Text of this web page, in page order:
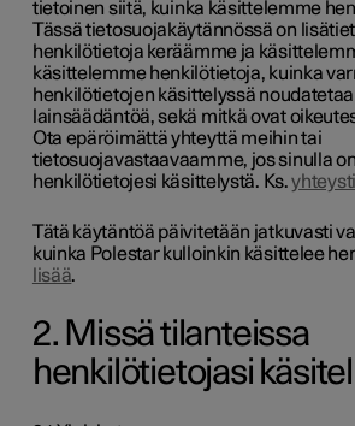
tietoinen siitä, kuinka käsittelemme
Tässä tietosuojakäytännössä on
henkilötietoja keräämme ja
käsittelemme henkilötietoja, kuinka
henkilötietojen käsittelyssä
lainsäädäntöä, sekä mitkä ovat
Ota epäröimättä yhteyttä meihin tai
tietosuojavastaavaamme, jos sinulla
henkilötietojesi käsittelystä. Ks.
Tätä käytäntöä päivitetään jatkuvasti
kuinka Polestar kulloinkin käsittelee
lisää.
2. Missä tilanteissa
henkilötietojasi